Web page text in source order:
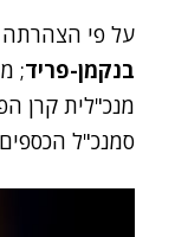
על פי הצהרתה
בנקמן-פריד;
מנכ"לית קרן
סמנכ"ל